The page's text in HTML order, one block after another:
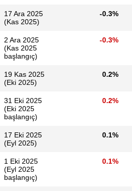
17 Ara 2025
(Kas 2025)
-0.3%
2 Ara 2025
(Kas 2025
başlangıç)
-0.3%
19 Kas 2025
(Eki 2025)
0.2%
31 Eki 2025
(Eki 2025
başlangıç)
0.2%
17 Eki 2025
(Eyl 2025)
0.1%
1 Eki 2025
(Eyl 2025
başlangıç)
0.1%